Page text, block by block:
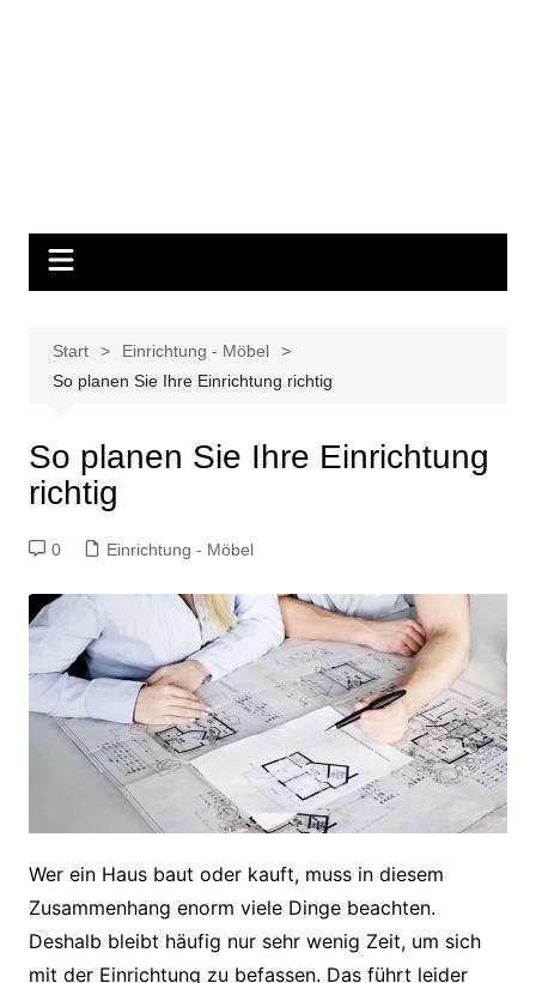
Start
Einrichtung - Möbel
So planen Sie Ihre Einrichtung richtig
So planen Sie Ihre Einrichtung
richtig
0 Einrichtung - Möbel
Wer ein Haus baut oder kauft, muss in diesem
Zusammenhang enorm viele Dinge beachten.
Deshalb bleibt häufig nur sehr wenig Zeit, um sich
mit der Einrichtung zu befassen. Das führt leider